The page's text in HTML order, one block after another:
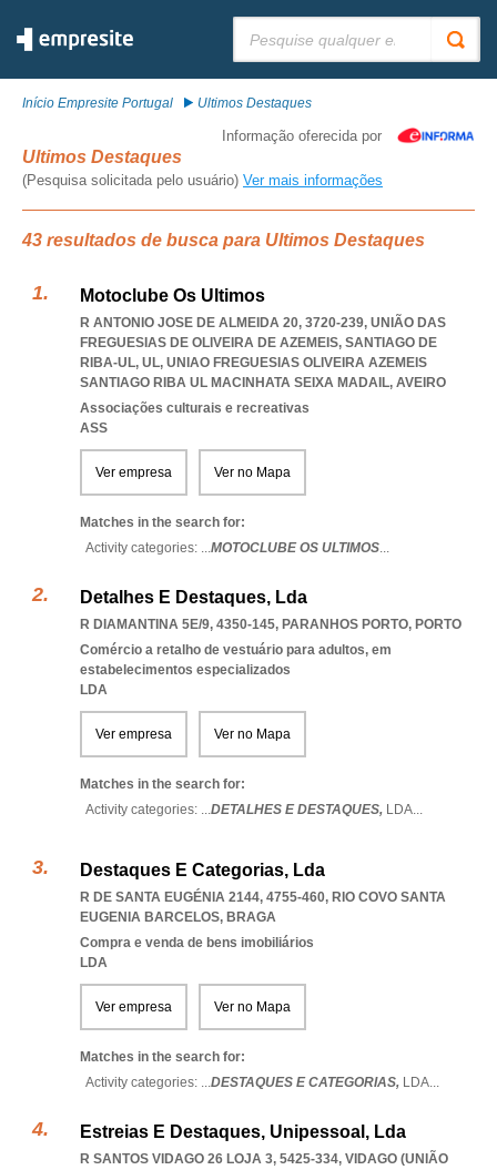
Início Empresite Portugal Ultimos Destaques
Informação oferecida por
Ultimos Destaques
(Pesquisa solicitada pelo usuário) Ver mais informações
43 resultados de busca para Ultimos Destaques
Motoclube Os Ultimos
R ANTONIO JOSE DE ALMEIDA 20, 3720-239, UNIÃO DAS
FREGUESIAS DE OLIVEIRA DE AZEMEIS, SANTIAGO DE
RIBA-UL, UL, UNIAO FREGUESIAS OLIVEIRA AZEMEIS
SANTIAGO RIBA UL MACINHATA SEIXA MADAIL, AVEIRO
Associações culturais e recreativas
ASS
Ver empresa Ver no Mapa
Matches in the search for:
Activity categories: ...MOTOCLUBE OS ULTIMOS...
Detalhes E Destaques, Lda
R DIAMANTINA 5E/9, 4350-145, PARANHOS PORTO, PORTO
Comércio a retalho de vestuário para adultos, em
estabelecimentos especializados
LDA
Ver empresa Ver no Mapa
Matches in the search for:
Activity categories: ...DETALHES E DESTAQUES, LDA...
Destaques E Categorias, Lda
R DE SANTA EUGÉNIA 2144, 4755-460, RIO COVO SANTA
EUGENIA BARCELOS, BRAGA
Compra e venda de bens imobiliários
LDA
Ver empresa Ver no Mapa
Matches in the search for:
Activity categories: ...DESTAQUES E CATEGORIAS, LDA...
Estreias E Destaques, Unipessoal, Lda
R SANTOS VIDAGO 26 LOJA 3, 5425-334, VIDAGO (UNIÃO